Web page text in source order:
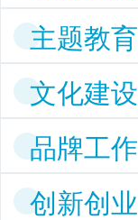
主题教育
文化建设
品牌工作
创新创业